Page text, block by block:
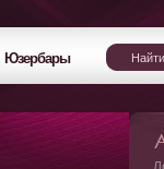
Юзербары